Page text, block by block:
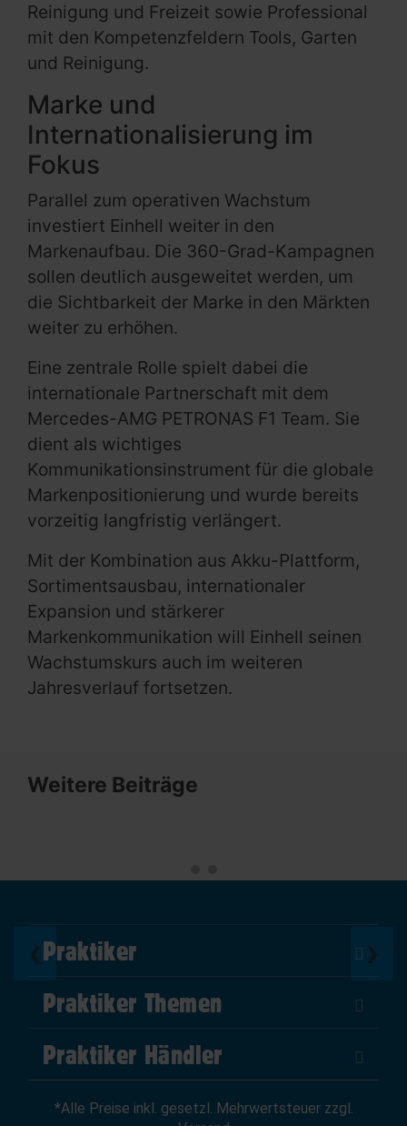
Reinigung und Freizeit sowie Professional
mit den Kompetenzfeldern Tools, Garten
und Reinigung.
Marke und
Internationalisierung im
Fokus
Parallel zum operativen Wachstum
investiert Einhell weiter in den
Markenaufbau. Die 360-Grad-Kampagnen
sollen deutlich ausgeweitet werden, um
die Sichtbarkeit der Marke in den Märkten
weiter zu erhöhen.
Eine zentrale Rolle spielt dabei die
internationale Partnerschaft mit dem
Mercedes-AMG PETRONAS F1 Team. Sie
dient als wichtiges
Kommunikationsinstrument für die globale
Markenpositionierung und wurde bereits
vorzeitig langfristig verlängert.
Mit der Kombination aus Akku-Plattform,
Sortimentsausbau, internationaler
Expansion und stärkerer
Markenkommunikation will Einhell seinen
Wachstumskurs auch im weiteren
Jahresverlauf fortsetzen.
Weitere Beiträge
❮ ❯
Praktiker
Über Uns
Impressum
AGB
Widerrufsrecht
Praktiker Themen
DIY Helden
Marktplatz
Praktiker Händler
Zum Händler-Login
*Alle Preise inkl. gesetzl. Mehrwertsteuer zzgl.